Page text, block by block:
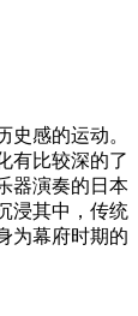
史感的运动。
有比较深的了
器演奏的日本
浸其中，传统
为幕府时期的